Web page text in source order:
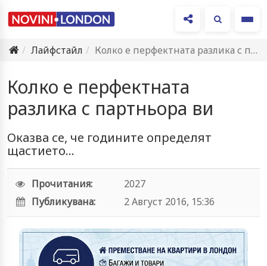
Лайфстайл
Колко е перфектната разлика с партньора ви
Колко е перфектната
разлика с партньора ви
Оказва се, че годините определят
щастието...
Прочитания:
2027
Публикувана:
2 Август 2016, 15:36